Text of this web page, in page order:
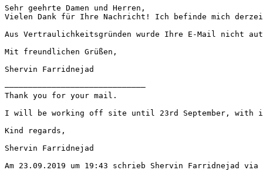
Sehr geehrte Damen und Herren,
Vielen Dank für Ihre Nachricht! Ich befinde mich
Aus Vertraulichkeitsgründen wurde Ihre E-Mail nicht
Mit freundlichen Grüßen,
Shervin Farridnejad
——————————————————————————————
Thank you for your mail.
I will be working off site until 23rd September, with
Kind regards,
Shervin Farridnejad
Am 23.09.2019 um 19:43 schrieb Shervin Farridnejad via